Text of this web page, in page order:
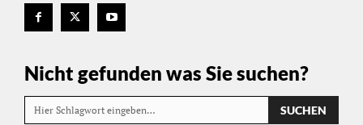
Nicht gefunden was Sie suchen?
Hier Schlagwort eingeben… SUCHEN